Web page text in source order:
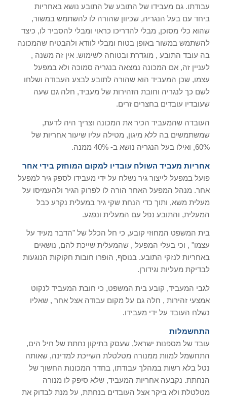
עבודתו. גם מעבידו של התובע של התובע נושא באחריות
ביחד עם בעל הנגריה, שכיוון שהורה לו להשתמש במשור,
שהוא כלי מסוכן, מבלי להדריכו כראוי ומבלי להסביר לו, כיצד
להשתמש במשור באופן בטוח ומבלי לוודא ולהבטיח שהמכונה
בה עובד התובע , מוגדרת ובטוחה לשימוש. אין זה משנה ,
לעניין זה, אם המכונה נמצאה בנגריה סמוכה ולא במפעל
עצמו, שכן המעביד הוא שהורה לתובע לבצע העבודה ושלחו
לשם כך לנגריה וחובת הזהירות של מעביד, חלה גם שעה
שעובדיו עובדים בחצרים זרים.
העובדה שהמעביד הכיר את המכונה וצריך היה לדעת,
שמשתמשים בה ללא מיגון, מטילה עליו שיעור אחריות של
60%, ואילו בעל הנגריה נושא ב- 40% ממנה.
אחריות מעביד השולח עובדיו למקום המוחזק בידי אחר
פועל במפעל לייצור גיר נשלח על ידי מעבידו לספק גיר למפעל
אחר. מנהל המפעל האחר הורה לו לפרוק הגיר ולהעמיסו על
מעלית משא, ותוך כדי הנחת שקי גיר במעלית נקרע כבל
המעלית, והתובע נפל עם המעלית ונפגע.
בית המשפט המחוזי קובע, כי חל הכלל של "הדבר מעיד על
עצמו" , וכי בעלי המפעל , שהמעלית שייכת להם, נושאים
באחריות לנזקי התובע. בנוסף, הופרו חובות חקוקות הנוגעות
לבדיקת מעליות וגידורן.
לגבי המעביד, קובע בית המשפט, כי חובת המעביד לנקוט
אמצעי זהירות , חלה גם על מקום עבודה אצל אחר , שאליו
נשלח העובד על ידי מעבידו.
התחשמלות
עובד של מספנות ישראל, שעסק בתיקון נחתת של חיל הים,
התחשמל למוות ממנורה מטלטלת השייכת למדינה, שאותה
נטל בלא רשות במהלך עבודתו, בחדר המכונות החשוך של
הנחתת. נקבעה אחריות המעביד, שלא סיפק לו מנורה
מטלטלת ולא ביקר אצל העובדים בנחתת, על מנת לבדוק את